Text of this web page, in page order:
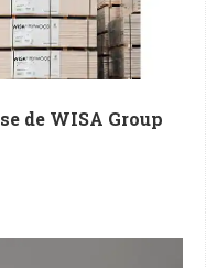
de WISA Group